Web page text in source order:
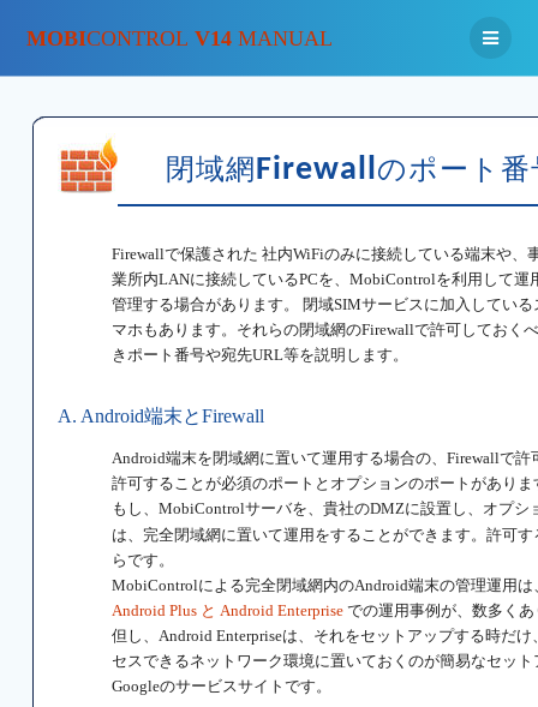
MOBICONTROL V14 MANUAL
閉域網Firewallのポート番
Firewallで保護された 社内WiFiのみに接続している端末や、
業所内LANに接続しているPCを、MobiControlを利用して運
管理する場合があります。 閉域SIMサービスに加入している
マホもあります。それらの閉域網のFirewallで許可しておくべ
きポート番号や宛先URL等を説明します。
A. Android端末とFirewall
Android端末を閉域網に置いて運用する場合の、Firewallで
許可することが必須のポートとオプションのポートがありま
もし、MobiControlサーバを、貴社のDMZに設置し、オプ
は、完全閉域網に置いて運用をすることができます。許可
らです。
MobiControlによる完全閉域網内のAndroid端末の管理運用
Android Plus と Android Enterprise での運用事例が、数多く
但し、Android Enterpriseは、それをセットアップする時だ
セスできるネットワーク環境に置いておくのが簡易なセッ
Googleのサービスサイトです。